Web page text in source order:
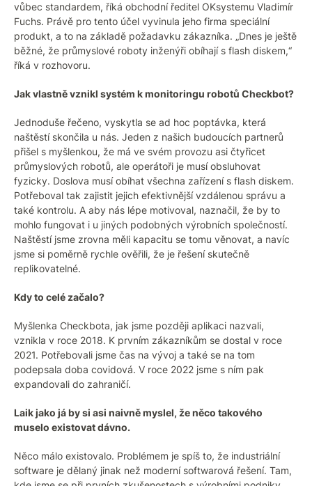
vůbec standardem, říká obchodní ředitel OKsystemu Vladimír
Fuchs. Právě pro tento účel vyvinula jeho firma speciální
produkt, a to na základě požadavku zákazníka. „Dnes je ještě
běžné, že průmyslové roboty inženýři obíhají s flash diskem,“
říká v rozhovoru.
Jak vlastně vznikl systém k monitoringu robotů Checkbot?
Jednoduše řečeno, vyskytla se ad hoc poptávka, která
naštěstí skončila u nás. Jeden z našich budoucích partnerů
přišel s myšlenkou, že má ve svém provozu asi čtyřicet
průmyslových robotů, ale operátoři je musí obsluhovat
fyzicky. Doslova musí obíhat všechna zařízení s flash diskem.
Potřeboval tak zajistit jejich efektivnější vzdálenou správu a
také kontrolu. A aby nás lépe motivoval, naznačil, že by to
mohlo fungovat i u jiných podobných výrobních společností.
Naštěstí jsme zrovna měli kapacitu se tomu věnovat, a navíc
jsme si poměrně rychle ověřili, že je řešení skutečně
replikovatelné.
Kdy to celé začalo?
Myšlenka Checkbota, jak jsme později aplikaci nazvali,
vznikla v roce 2018. K prvním zákazníkům se dostal v roce
2021. Potřebovali jsme čas na vývoj a také se na tom
podepsala doba covidová. V roce 2022 jsme s ním pak
expandovali do zahraničí.
Laik jako já by si asi naivně myslel, že něco takového
muselo existovat dávno.
Něco málo existovalo. Problémem je spíš to, že industriální
software je dělaný jinak než moderní softwarová řešení. Tam,